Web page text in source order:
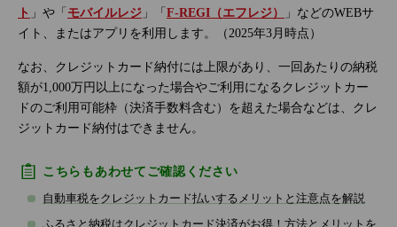
ト 」や「 モバイルレジ 」「 F-REGI（エフレジ）
」などのWEBサ
イト、またはアプリを利用します。（2025年3月時点）
なお、クレジットカード納付には上限があり、一回あたりの納税
額が1,000万円以上になった場合やご利用になるクレジットカー
ドのご利用可能枠（決済手数料含む）を超えた場合などは、クレ
ジットカード納付はできません。
こちらもあわせてご確認ください
自動車税をクレジットカード払いするメリットと注意点を解説
ふるさと納税はクレジットカード決済がお得！方法とメリットを